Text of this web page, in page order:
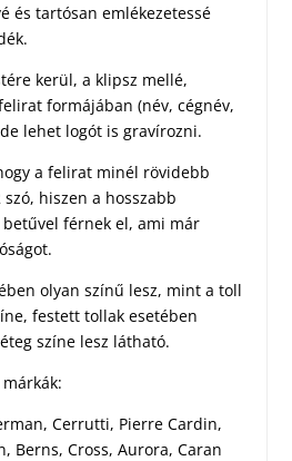
és tartósan emlékezetessé
kerül, a klipsz mellé,
formájában (név, cégnév,
lehet logót is gravírozni.
a felirat minél rövidebb
hiszen a hosszabb
betűvel férnek el, ami már
olyan színű lesz, mint a toll
festett tollak esetében
színe lesz látható.
Cerrutti, Pierre Cardin,
Berns, Cross, Aurora, Caran